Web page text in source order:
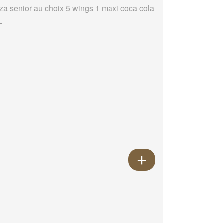
senior au choix 5 wings 1 maxi coca cola